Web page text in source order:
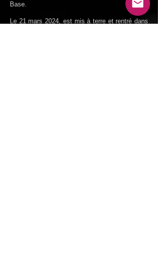
Base.
Le 21 mars 2024, est mis à terre et rentré dans